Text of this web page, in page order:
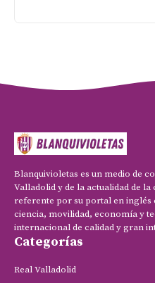
Blanquivioletas es un medio de
Valladolid y de la actualidad de
referente por su portal en inglés
ciencia, movilidad, economía y
internacional de calidad y gran
Categorías
Real Valladolid